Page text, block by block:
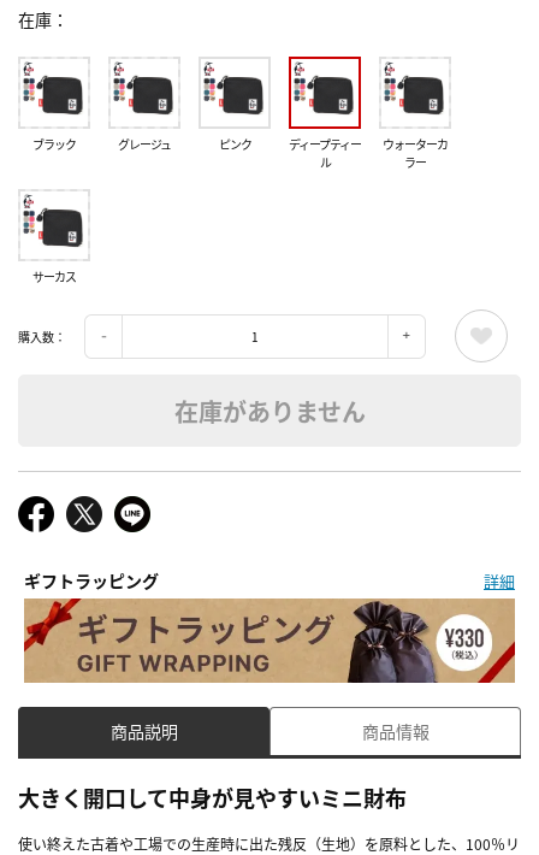
在庫
ブラック グレージュ ピンク
ディープティー
ル
ウォーターカ
ラー
サーカス
購入数：
在庫がありません
ギフトラッピング 詳細
商品説明 商品情報
大きく開口して中身が見やすいミニ財布
使い終えた古着や工場での生産時に出た残反（生地）を原料とした、100％リ